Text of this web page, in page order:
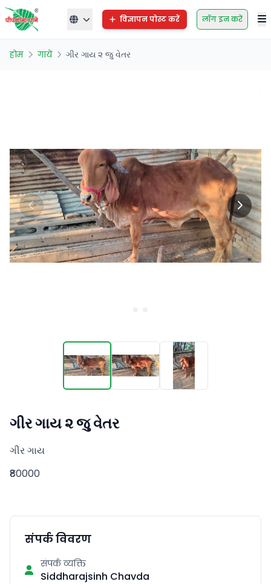
विज्ञापन पोस्ट करें लॉग इन करें
होम गायें ગીર ગાય ૨ જુ વેતર
ગીર ગાય ૨ જુ વેતર
ગીર ગાય
₹80000
संपर्क विवरण
संपर्क व्यक्ति
Siddharajsinh Chavda